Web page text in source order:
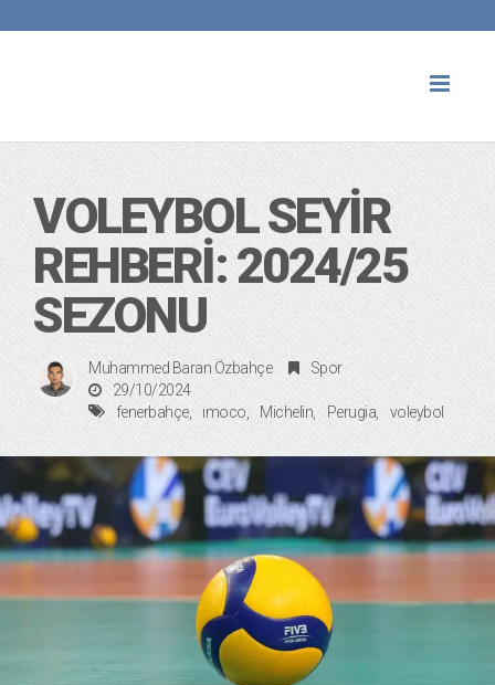
VOLEYBOL SEYİR
REHBERİ: 2024/25
SEZONU
Muhammed Baran Özbahçe
Spor
29/10/2024
fenerbahçe
ımoco Michelin Perugia voleybol